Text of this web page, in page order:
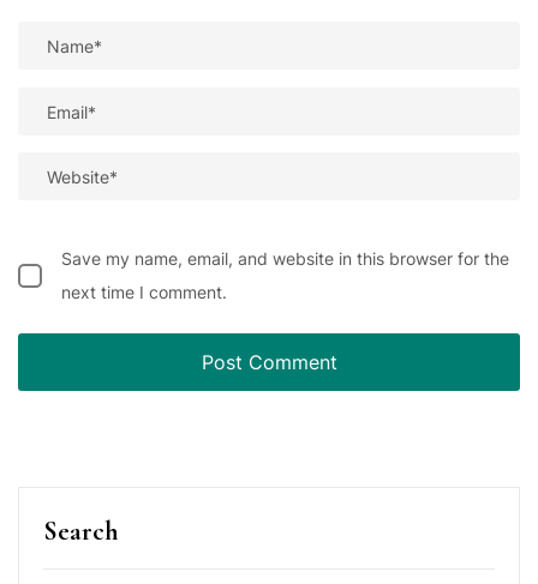
Search
Save my name, email, and website in this browser for the
next time I comment.